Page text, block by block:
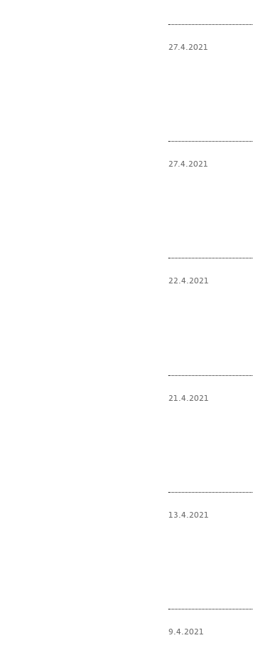
27.4.2021
27.4.2021
22.4.2021
21.4.2021
13.4.2021
9.4.2021